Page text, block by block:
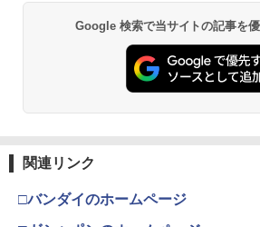
Google 検索で当サイトの記事を
関連リンク
□バンダイのホームページ